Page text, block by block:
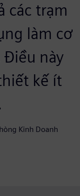
các trạm
làm cơ
Điều này
kế ít
Kinh Doanh